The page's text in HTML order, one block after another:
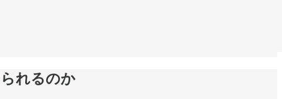
れるのか